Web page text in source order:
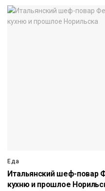
Еда
Итальянский шеф-повар
кухню и прошлое